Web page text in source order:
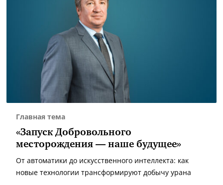
Главная тема
«Запуск Добровольного
месторождения — наше будущее»
От автоматики до искусственного интеллекта: как
новые технологии трансформируют добычу урана